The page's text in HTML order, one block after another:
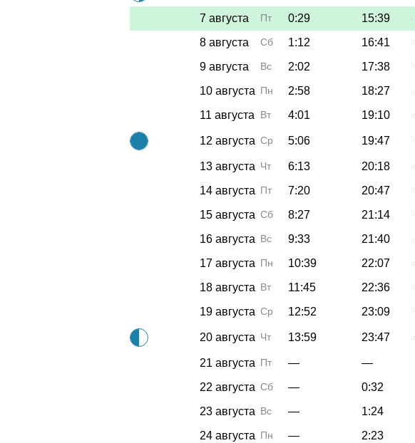
7 августа Пт 0:29 15:39
8 августа
Сб 1:12 16:41
9 августа
Вс 2:02 17:38
10 августа Пн 2:58 18:27
11 августа
Вт 4:01 19:10
12 августа Ср 5:06 19:47
13 августа Чт 6:13 20:18
14 августа Пт 7:20 20:47
15 августа Сб 8:27 21:14
16 августа Вс 9:33 21:40
17 августа Пн 10:39 22:07
18 августа Вт 11:45 22:36
19 августа Ср 12:52 23:09
20 августа Чт 13:59 23:47
21 августа Пт — —
22 августа Сб — 0:32
23 августа Вс — 1:24
24 августа Пн — 2:23